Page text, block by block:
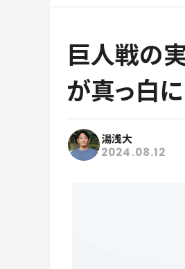
巨人戦の
が真っ白
湯浅大
2024.08.12